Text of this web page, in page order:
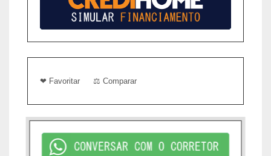
❤ Favoritar ⚖ Comparar